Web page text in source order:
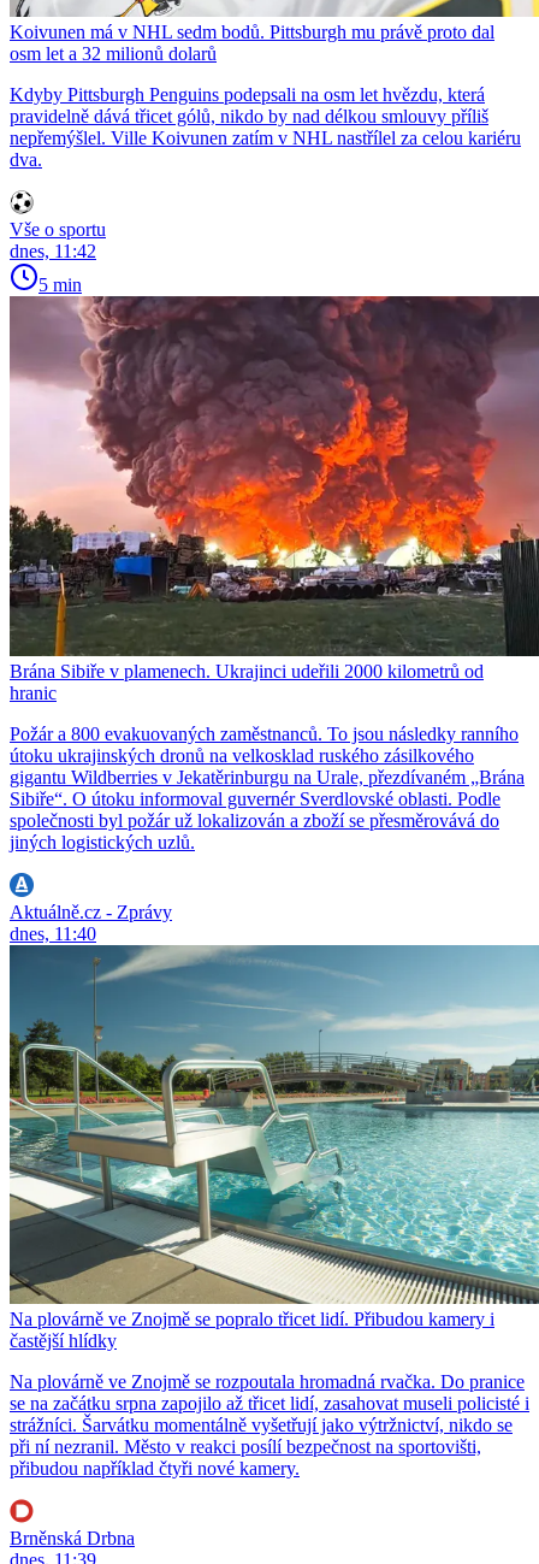
Koivunen má v NHL sedm bodů. Pittsburgh mu právě proto dal
osm let a 32 milionů dolarů
Kdyby Pittsburgh Penguins podepsali na osm let hvězdu, která
pravidelně dává třicet gólů, nikdo by nad délkou smlouvy příliš
nepřemýšlel. Ville Koivunen zatím v NHL nastřílel za celou kariéru
dva.
Vše o sportu
dnes, 11:42
5 min
Brána Sibiře v plamenech. Ukrajinci udeřili 2000 kilometrů od
hranic
Požár a 800 evakuovaných zaměstnanců. To jsou následky ranního
útoku ukrajinských dronů na velkosklad ruského zásilkového
gigantu Wildberries v Jekatěrinburgu na Urale, přezdívaném „Brána
Sibiře“. O útoku informoval guvernér Sverdlovské oblasti. Podle
společnosti byl požár už lokalizován a zboží se přesměrovává do
jiných logistických uzlů.
Aktuálně.cz - Zprávy
dnes, 11:40
Na plovárně ve Znojmě se popralo třicet lidí. Přibudou kamery i
častější hlídky
Na plovárně ve Znojmě se rozpoutala hromadná rvačka. Do pranice
se na začátku srpna zapojilo až třicet lidí, zasahovat museli policisté i
strážníci. Šarvátku momentálně vyšetřují jako výtržnictví, nikdo se
při ní nezranil. Město v reakci posílí bezpečnost na sportovišti,
přibudou například čtyři nové kamery.
Brněnská Drbna